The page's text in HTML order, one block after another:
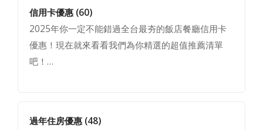
信用卡優惠 (60)
2025年你一定不能錯過全台最夯的飯店餐廳信用卡
優惠！現在就來看看我們為你精選的超值推薦清單
吧！…
過年住房優惠(48)